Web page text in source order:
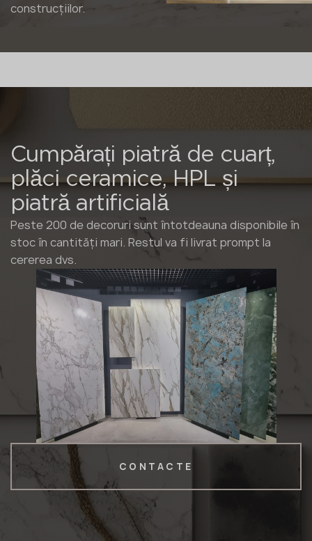
construcțiilor.
Cumpărați piatră de cuarț,
plăci ceramice, HPL și
piatră artificială
Peste 200 de decoruri sunt întotdeauna disponibile în
stoc în cantități mari. Restul va fi livrat prompt la
cererea dvs.
CONTACTE